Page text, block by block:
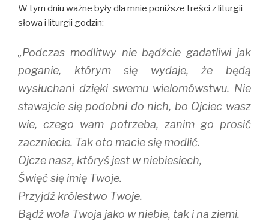
i
n
n
w
i
d
o
w
)
s
i
n
w
o
w
n
n
e
n
o
w
)
W tym dniu ważne były dla mnie poniższe treści z liturgii
słowa i liturgii godzin:
„Podczas modlitwy nie bądźcie gadatliwi jak
poganie, którym się wydaje, że będą
wysłuchani dzięki swemu wielomówstwu. Nie
stawajcie się podobni do nich, bo Ojciec wasz
wie, czego wam potrzeba, zanim go prosić
zaczniecie. Tak oto macie się modlić.
Ojcze nasz, któryś jest w niebiesiech,
Święć się imię Twoje.
Przyjdź królestwo Twoje.
Bądź wola Twoja jako w niebie, tak i na ziemi.